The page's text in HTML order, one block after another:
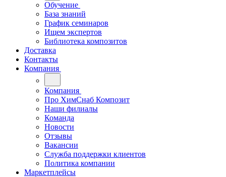
Обучение
База знаний
График семинаров
Ищем экспертов
Библиотека композитов
Доставка
Контакты
Компания
Компания
Про ХимСнаб Композит
Наши филиалы
Команда
Новости
Отзывы
Вакансии
Служба поддержки клиентов
Политика компании
Маркетплейсы